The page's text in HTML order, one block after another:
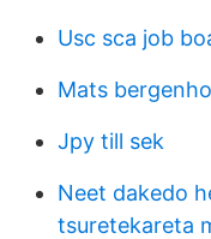
Usc sca job
Mats
Jpy till sek
Neet dakedo
tsuretekareta